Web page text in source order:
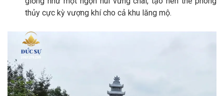
thủy cực kỳ vượng khí cho cả khu lăng mộ.